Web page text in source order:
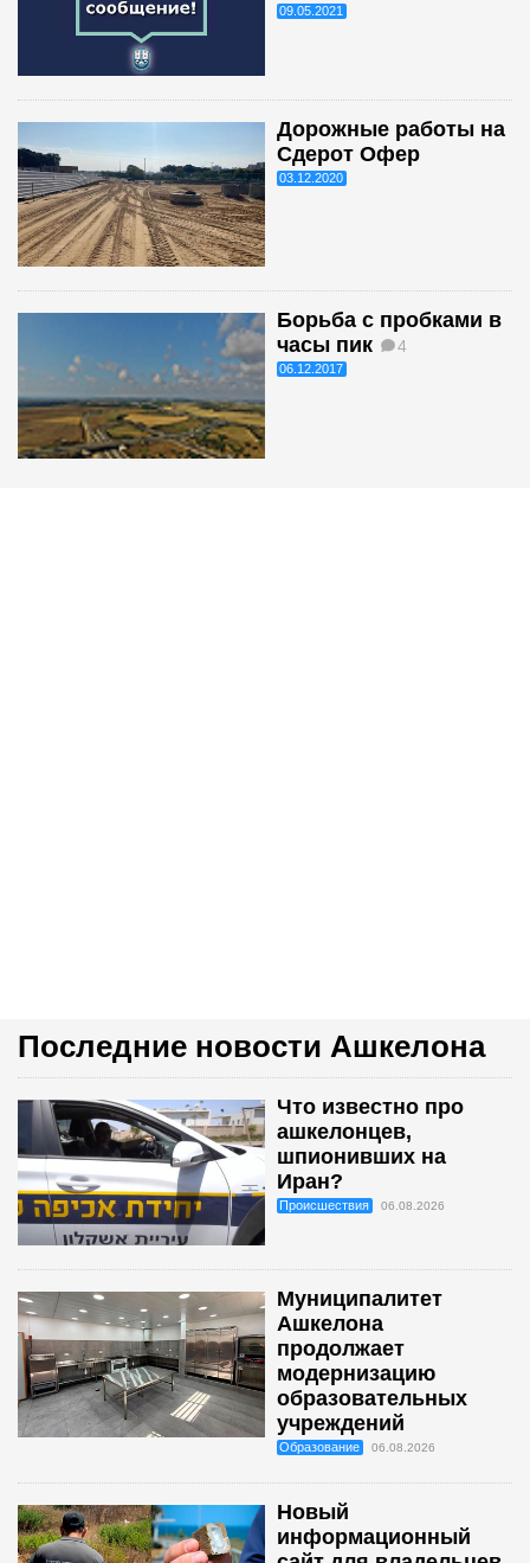
09.05.2021
Дорожные работы на
Сдерот Офер
03.12.2020
Борьба с пробками в
часы пик
4
06.12.2017
Последние новости Ашкелона
Что известно про
ашкелонцев,
шпионивших на
Иран?
Происшествия 06.08.2026
Муниципалитет
Ашкелона
продолжает
модернизацию
образовательных
учреждений
Образование 06.08.2026
Новый
информационный